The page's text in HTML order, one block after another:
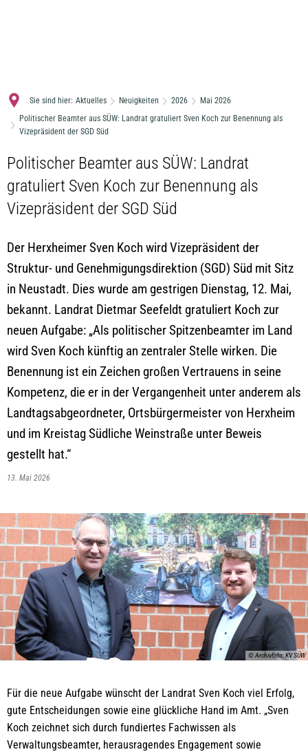
Sie sind hier: Aktuelles Neuigkeiten 2026
Mai 2026
Politischer Beamter aus SÜW: Landrat gratuliert Sven Koch zur Benennung als
Vizepräsident der SGD Süd
Politischer Beamter aus SÜW: Landrat
gratuliert Sven Koch zur Benennung als
Vizepräsident der SGD Süd
Der Herxheimer Sven Koch wird Vizepräsident der
Struktur- und Genehmigungsdirektion (SGD) Süd mit Sitz
in Neustadt. Dies wurde am gestrigen Dienstag, 12. Mai,
bekannt. Landrat Dietmar Seefeldt gratuliert Koch zur
neuen Aufgabe: „Als politischer Spitzenbeamter im Land
wird Sven Koch künftig an zentraler Stelle wirken. Die
Benennung ist ein Zeichen großen Vertrauens in seine
Kompetenz, die er in der Vergangenheit unter anderem als
Landtagsabgeordneter, Ortsbürgermeister von Herxheim
und im Kreistag Südliche Weinstraße unter Beweis
gestellt hat.“
13. Mai 2026
© Archivfoto: KV SÜW
Für die neue Aufgabe wünscht der Landrat Sven Koch viel Erfolg,
gute Entscheidungen sowie eine glückliche Hand im Amt. „Sven
Koch zeichnet sich durch fundiertes Fachwissen als
Verwaltungsbeamter, herausragendes Engagement sowie